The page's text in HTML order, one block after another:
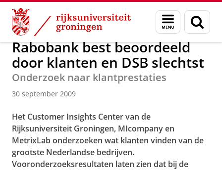
Skip
Content
Skip
Navigation
Menu
en
zoeken
Over ons Actueel Nieuws Nieuwsberichten
Rabobank best beoordeeld
door klanten en DSB slechtst
Onderzoek naar klantprestaties
30 september 2009
Het Customer Insights Center van de
Rijksuniversiteit Groningen, MIcompany en
MetrixLab onderzoeken wat klanten vinden van de
grootste Nederlandse bedrijven.
Vooronderzoeksresultaten laten zien dat bij de